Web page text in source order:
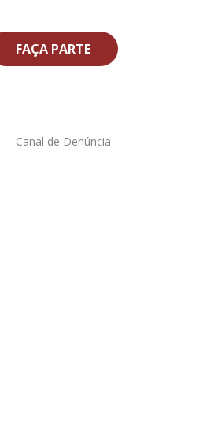
FAÇA PARTE
Canal de Denúncia